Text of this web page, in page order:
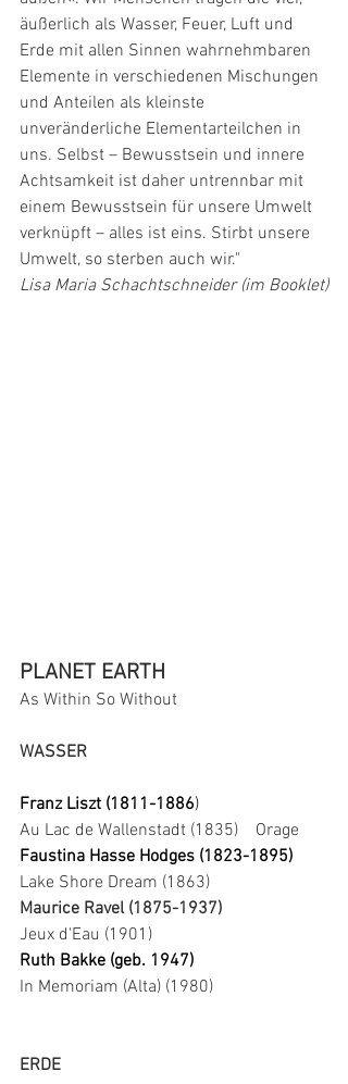
äußerlich als Wasser, Feuer, Luft und
Erde mit allen Sinnen wahrnehmbaren
Elemente in verschiedenen Mischungen
und Anteilen als kleinste
unveränderliche Elementarteilchen in
uns. Selbst – Bewusstsein und innere
Achtsamkeit ist daher untrennbar mit
einem Bewusstsein für unsere Umwelt
verknüpft – alles ist eins. Stirbt unsere
Umwelt, so sterben auch wir."
Lisa Maria Schachtschneider (im Booklet)
PLANET EARTH
As Within So Without
WASSER
Franz Liszt (1811-1886)
Au Lac de Wallenstadt (1835)    Orage
Faustina Hasse Hodges (1823-1895)
Lake Shore Dream (1863)
Maurice Ravel (1875-1937)
Jeux d'Eau (1901)
Ruth Bakke (geb. 1947)
In Memoriam (Alta) (1980)
ERDE